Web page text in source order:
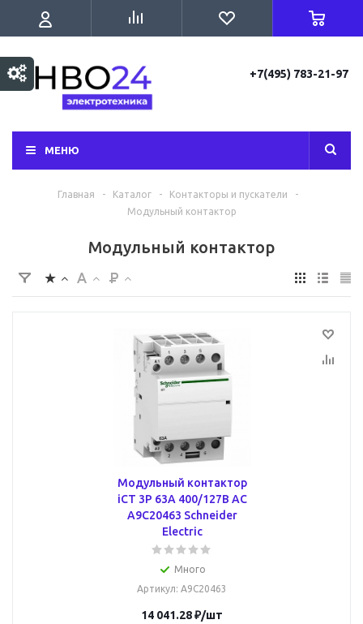
+7(495) 783-21-97
МЕНЮ
Главная - Каталог - Контакторы и пускатели
-
Модульный контактор
Модульный контактор
Модульный контактор
iCT 3P 63А 400/127В AC
A9C20463 Schneider
Electric
Много
Артикул: A9C20463
14 041.28₽/шт